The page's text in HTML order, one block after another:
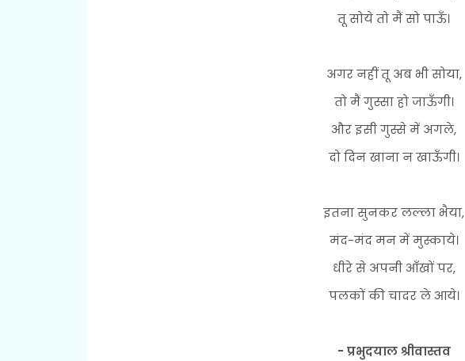
तू सोये तो मैं सो पाऊँ।
अगर नहीं तू अब भी सोया,
तो मैं गुस्सा हो जाऊँगी।
और इसी गुस्से में अगले,
दो दिन खाना न खाऊँगी।
इतना सुनकर लल्ला भैया,
मंद-मंद मन में मुस्काये।
धीरे से अपनी आँखों पर,
पलकों की चादर ले आये।
- प्रभुदयाल श्रीवास्तव